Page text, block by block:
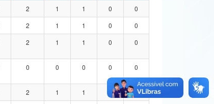
2 1 1 0
0
2 1 1 0
0
2 1 1 0 0
0 0 0 0 0
2 1 1
0